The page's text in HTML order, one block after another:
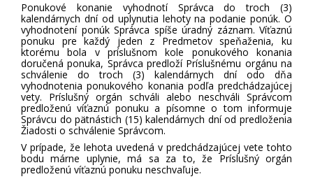
Ponukové konanie vyhodnotí Správca do troch (3)
kalendárnych dní od uplynutia lehoty na podanie ponúk. O
vyhodnotení ponúk Správca spíše úradný záznam. Víťaznú
ponuku pre každý jeden z Predmetov speňaženia, ku
ktorému bola v príslušnom kole ponukového konania
doručená ponuka, Správca predloží Príslušnému orgánu na
schválenie do troch (3) kalendárnych dní odo dňa
vyhodnotenia ponukového konania podľa predchádzajúcej
vety. Príslušný orgán schváli alebo neschváli Správcom
predloženú víťaznú ponuku a písomne o tom informuje
Správcu do pätnástich (15) kalendárnych dní od predloženia
Žiadosti o schválenie Správcom.
V prípade, že lehota uvedená v predchádzajúcej vete tohto
bodu márne uplynie, má sa za to, že Príslušný orgán
predloženú víťaznú ponuku neschvaľuje.